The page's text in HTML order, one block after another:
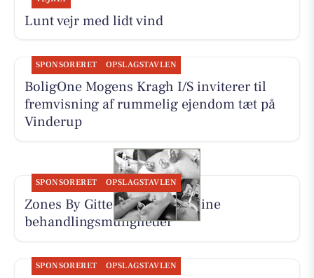
Lunt vejr med lidt vind
SPONSORERET OPSLAGSTAVLEN
BoligOne Mogens Kragh I/S inviterer til
fremvisning af rummelig ejendom tæt på
Vinderup
SPONSORERET OPSLAGSTAVLEN
Zones By Gitte præsenterer sine
behandlingsmuligheder
SPONSORERET OPSLAGSTAVLEN